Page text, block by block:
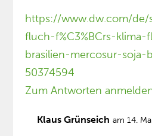
https://www.dw.com/de/
fluch-f%C3%BCrs-klima-
brasilien-mercosur-soja-
50374594
Zum Antworten
Klaus Grünseich am 14.